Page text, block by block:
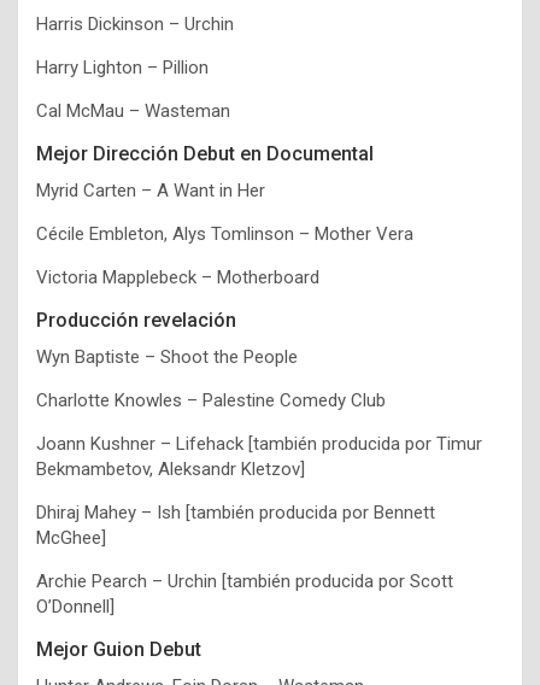
Harris Dickinson – Urchin
Harry Lighton – Pillion
Cal McMau – Wasteman
Mejor Dirección Debut en Documental
Myrid Carten – A Want in Her
Cécile Embleton, Alys Tomlinson – Mother Vera
Victoria Mapplebeck – Motherboard
Producción revelación
Wyn Baptiste – Shoot the People
Charlotte Knowles – Palestine Comedy Club
Joann Kushner – Lifehack [también producida por Timur
Bekmambetov, Aleksandr Kletzov]
Dhiraj Mahey – Ish [también producida por Bennett
McGhee]
Archie Pearch – Urchin [también producida por Scott
O’Donnell]
Mejor Guion Debut